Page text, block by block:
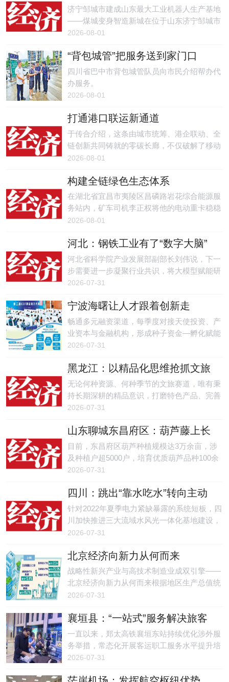
济宁邹城市建成山东最大工业机器人生产基地
——煤城变身智造新城在位于山东济宁邹城市
珞石机器人集团股份有限公司的数字化车间
转、组装，一气呵成。
2026-08-01
“背包城管”把服务送到家门口
四川省巴中市背包城管队员向市民介绍帮办代
办服务。
2026-08-01
打通港口联运新通道
于传合介绍，这条由城市统筹、港企联动、全
链创新共同铸就的零碳长廊，不仅破解了移动
源污染治理难题，更将转型压力转化为驱动产
域的绿色物流体系建设作出有益探索。
2026-08-01
构建全链绿色生态体系
在湖北省宜昌市夷陵区昌磷路岩花综合能源服
务站内，矿车司机李正权将他的电动重卡稳稳
停入车位，插枪、充电，一系列动作娴熟利
2026-08-01
河北：钢铁工业有了“数字大脑”
河北省科学院产业发展部副部长刘伟说，下一
步需要进一步凝聚行业共识，将大模型赋能研
发创新的潜力，转化为系统性的高端产品突破
2026-07-31
宁波海曙让人才跟着创新走
畅通多元融资渠道，每季度对接天使投资、产
业资本与金融机构，形成种子资金—孵化赋能
—股权投资—资本退出全链条服务闭环。
2026-07-31
黑龙江：以精品化思维抢抓文旅
机遇
无论何种资源、何种季节的文旅赛道，唯有秉
持长期深耕的精品意识，打磨特色产品、完善
全链条服务、推动多元产业融合，才能持续提
民兴产的综合价值。
2026-07-31
山东聊城东昌府区：葫芦藤上长
出致富链
目前，东昌府区葫芦种植规模达3万余亩，涉
及种植户超5000户，培育优质葫芦品种100余
个，产品销售额占据全国葫芦市场75%，并远
元。
2026-07-31
四川：跳出“靠水吃水”转向主动
控能
针对2022年夏季电力紧缺暴露的系统短板，四
川加快推进三大流域水风光一体化基地建设，
推动流域从单一水电电源向水风光综合能源基
要补充的清洁能源双主体电源结构。
2026-07-31
北京经济向新力从何而来
战略性新兴产业与高技术制造业成双引擎——
北京经济向新力从何而来根据地区生产总值统
一核算结果，今年上半年北京实现地区生产总
5.4%，较一季度5.9%的增速有所回落。
2026-07-31
襄垣县：“一站式”服务解决旅客
出行难题
一直以来，郑太高铁襄垣东站持续优化涉外服
务举措，常态化开展客运职工服务水平提升培
训，不断完善针对证件丢失、购票受阻等涉外
2026-07-31